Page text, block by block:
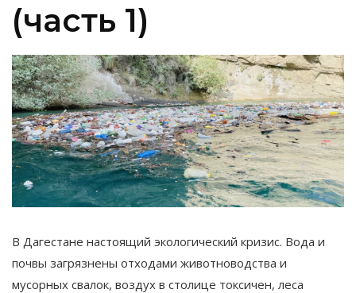
(часть 1)
В Дагестане настоящий экологический кризис. Вода и
почвы загрязнены отходами животноводства и
мусорных свалок, воздух в столице токсичен, леса